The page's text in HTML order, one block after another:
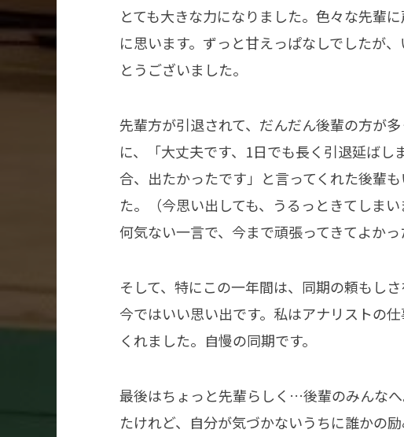
とても大きな力になりました。色々な先輩
に思います。ずっと甘えっぱなしでしたが
とうございました。
先輩方が引退されて、だんだん後輩の方が
に、「大丈夫です、1日でも長く引退延ば
合、出たかったです」と言ってくれた後輩
た。（今思い出しても、うるっときてしま
何気ない一言で、今まで頑張ってきてよかっ
そして、特にこの一年間は、同期の頼もし
今ではいい思い出です。私はアナリストの
くれました。自慢の同期です。
最後はちょっと先輩らしく…後輩のみんな
たけれど、自分が気づかないうちに誰かの